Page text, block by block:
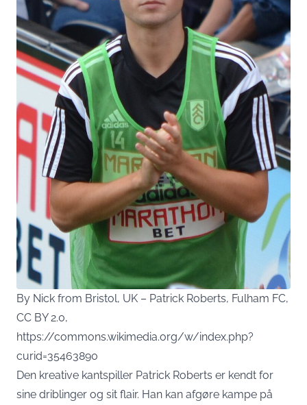
By Nick from Bristol, UK – Patrick Roberts, Fulham FC,
CC BY 2.0,
https://commons.wikimedia.org/w/index.php?
curid=35463890
Den kreative kantspiller Patrick Roberts er kendt for
sine driblinger og sit flair. Han kan afgøre kampe på